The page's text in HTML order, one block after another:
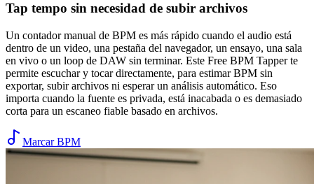
Tap tempo sin necesidad de subir archivos
Un contador manual de BPM es más rápido cuando el audio está
dentro de un video, una pestaña del navegador, un ensayo, una sala
en vivo o un loop de DAW sin terminar. Este Free BPM Tapper te
permite escuchar y tocar directamente, para estimar BPM sin
exportar, subir archivos ni esperar un análisis automático. Eso
importa cuando la fuente es privada, está inacabada o es demasiado
corta para un escaneo fiable basado en archivos.
Marcar BPM